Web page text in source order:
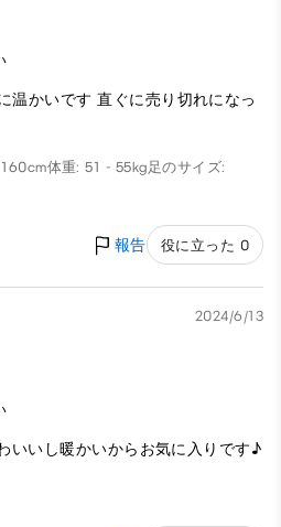
温かいです 直ぐに売り切れになっ
体重: 51 - 55kg足のサイズ:
報告 役に立った 0
2024/6/13
いいし暖かいからお気に入りです♪